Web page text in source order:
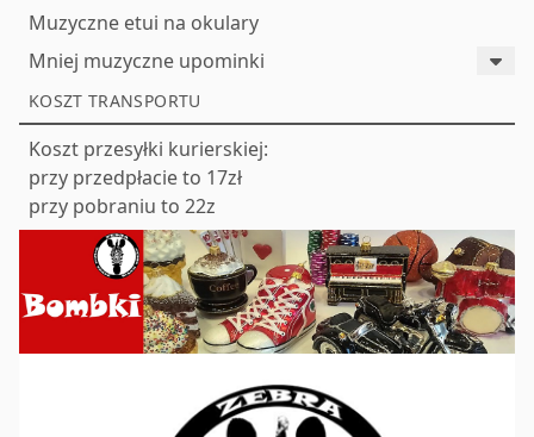
Muzyczne etui na okulary
Mniej muzyczne upominki
KOSZT TRANSPORTU
Koszt przesyłki kurierskiej:
przy przedpłacie to 17zł
przy pobraniu to 22z